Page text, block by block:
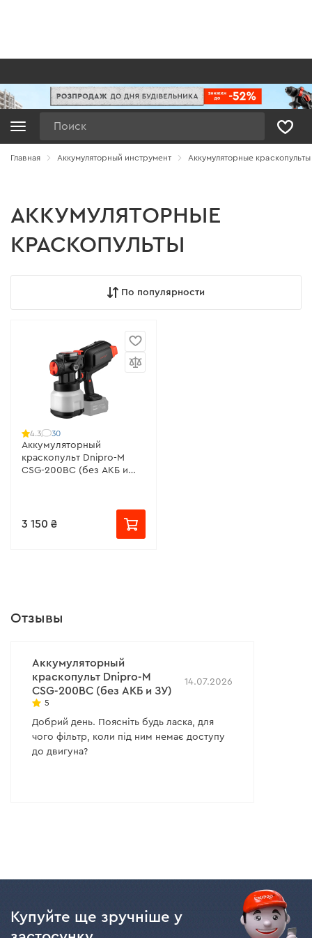
Главная Аккумуляторный инструмент Аккумуляторные краскопульты
АККУМУЛЯТОРНЫЕ
КРАСКОПУЛЬТЫ
По популярности
4.3 30
Аккумуляторный
краскопульт Dnipro-M
CSG-200BC (без АКБ и
3 150 ₴
Отзывы
Аккумуляторный
краскопульт Dnipro-M
CSG-200BC (без АКБ и ЗУ)
5
14.07.2026
Добрий день. Поясніть будь ласка, для
чого фільтр, коли під ним немає доступу
до двигуна?
Купуйте ще зручніше у